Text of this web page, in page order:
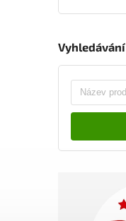
Vyhledávání